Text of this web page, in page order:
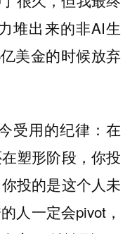
堆出来的非AI生
美金的时候放弃
受用的纪律：在
塑形阶段，你投
投的是这个人未
人一定会pivot，